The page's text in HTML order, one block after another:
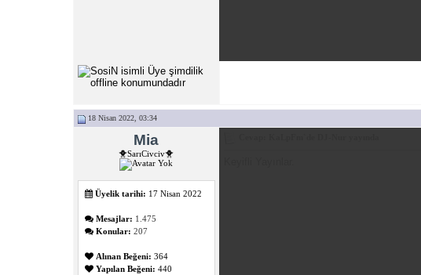
18 Nisan 2022, 03:34
Mia
🐥SarıCivciv🐥
Üyelik tarihi: 17 Nisan 2022
Mesajlar: 1.475
Konular: 207
Alınan Beğeni: 364
Yapılan Beğeni: 440